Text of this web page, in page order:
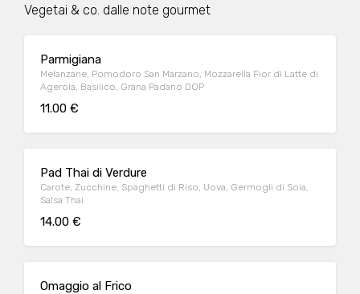
Vegetai & co. dalle note gourmet
Parmigiana
Melanzane, Pomodoro San Marzano, Mozzarella Fior di Latte di
Agerola, Basilico, Grana Padano DOP
11.00 €
Pad Thai di Verdure
Carote, Zucchine, Spaghetti di Riso, Uova, Germogli di Soia,
Salsa Thai
14.00 €
Omaggio al Frico